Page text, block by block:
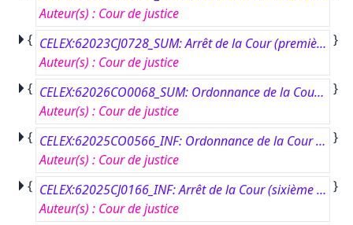
Auteur(s) : Cour de justice
{
CELEX:62023CJ0728_SUM: Arrêt de la Cour (première chambre) du 12 mars 2026.#Royaume d'Espagne contre Conseil de l'Union européenne e.a.#Pourvoi – Personnel relevant de la politique étrangère et de sécurité commune (PESC) – Agent contractuel international engagé par le représentant spécial de l’Union européenne en Bosnie‑Herzégovine – Contrats de travail à durée déterminée successifs – Résiliation du contrat de travail à la suite du retrait du Royaume-Uni de Grande-Bretagne et d’Irlande du Nord de l’Union – Pourvoi formé par un État membre qui n’est pas intervenu dans la procédure devant le Tribunal – Article 56, troisième alinéa, du statut de la Cour de justice de l’Union européenne – Recevabilité du pourvoi – Notion de “litiges opposant l’Union à ses agents” – Pourvoi incident – Recevabilité.#Affaire C-728/23 P.
Auteur(s) : Cour de justice
}
{
CELEX:62026CO0068_SUM: Ordonnance de la Cour (cinquième chambre) du 27 mars 2026.#Procédure pénale contre DK.#Renvoi préjudiciel – Procédure préjudicielle d’urgence – Espace de liberté, de sécurité et de justice – Article 99 du règlement de procédure de la Cour – Coopération judiciaire en matière pénale – Directive (UE) 2016/343 – Article 8, paragraphes 1 et 2 – Droit d’assister à son procès – Renonciation expresse ou tacite, mais non équivoque – Réglementation nationale interprétée en ce sens qu’elle autorise le maintien en détention d’une personne faisant l’objet de poursuites pénales pour garantir le respect de son droit d’assister à son procès.#Affaire C-68/26 PPU.
Auteur(s) : Cour de justice
}
{
CELEX:62025CO0566_INF: Ordonnance de la Cour (huitième chambre) du 12 mars 2026.#FF contre Agence de l’Union européenne pour la coopération judiciaire en matière pénale (Eurojust) et Agence de l’Union européenne pour la coopération des services répressifs (Europol).#Pourvoi – Article 181 du règlement de procédure de la Cour – Coopération des autorités de police et autres services répressifs des États membres – Article 340 TFUE – Règlement (UE) 2016/794 – Article 50, paragraphe 1 – Responsabilité non contractuelle de l’Agence de l’Union européenne pour la coopération des services répressifs (Europol) – Prétendu traitement illicite de données à caractère personnel transmises à Europol par des autorités nationales – Réalité du préjudice prétendument subi – Pourvoi en partie manifestement irrecevable et en partie manifestement non fondé.#Affaire C-566/25 P.
Auteur(s) : Cour de justice
}
{
CELEX:62025CJ0166_INF: Arrêt de la Cour (sixième chambre) du 9 juillet 2026.#Commission européenne contre République portugaise.#Recours en manquement – Directive 2010/75/UE – Émissions industrielles (prévention et réduction intégrées de la pollution) – Transposition incorrecte ou incomplète.#Affaire C-166/25.
Auteur(s) : Cour de justice
}